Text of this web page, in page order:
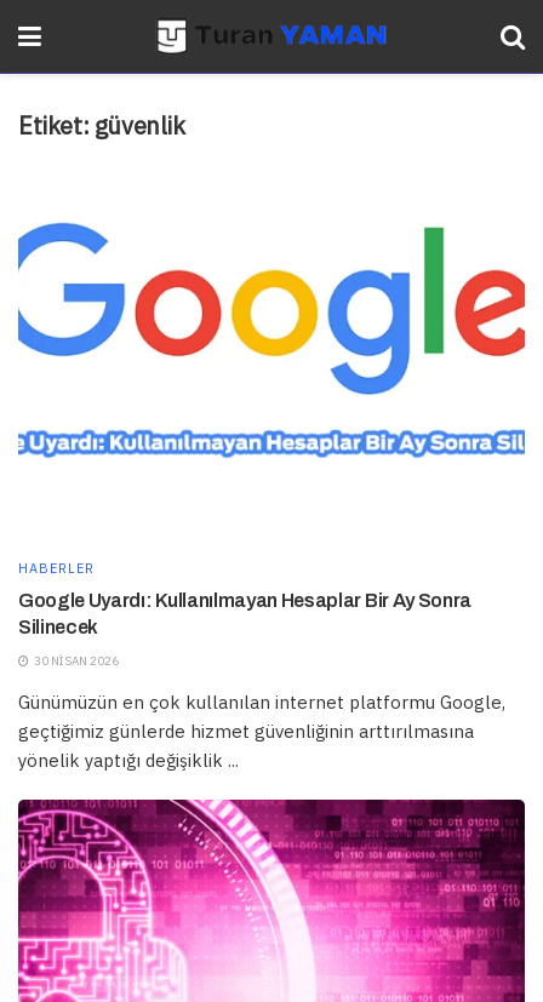
Etiket: güvenlik
HABERLER
Google Uyardı: Kullanılmayan Hesaplar Bir Ay Sonra
Silinecek
30 NISAN 2026
Günümüzün en çok kullanılan internet platformu Google,
geçtiğimiz günlerde hizmet güvenliğinin arttırılmasına
yönelik yaptığı değişiklik ...